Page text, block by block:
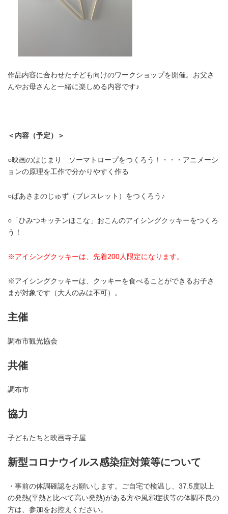
作品内容に合わせた子ども向けのワークショップを開催。お父さ
んやお母さんと一緒に楽しめる内容です♪
＜内容（予定）＞
○映画のはじまり ソーマトロープをつくろう！・・・アニメーシ
ョンの原理を工作で分かりやすく作る
○ばあさまのじゅず（ブレスレット）をつくろう♪
○「ひみつキッチンほこな」おこんのアイシングクッキーをつくろ
う！
※アイシングクッキーは、先着200人限定になります。
※アイシングクッキーは、クッキーを食べることができるお子さ
まが対象です（大人のみは不可）。
主催
調布市観光協会
共催
調布市
協力
子どもたちと映画寺子屋
新型コロナウイルス感染症対策等について
・事前の体調確認をお願いします。ご自宅で検温し、37.5度以上
の発熱(平熱と比べて高い発熱)がある方や風邪症状等の体調不良の
方は、参加をお控えください。